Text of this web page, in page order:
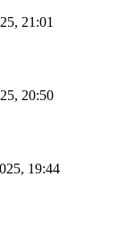
21:01
20:50
19:44